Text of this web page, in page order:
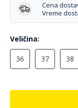
Cena
Vreme
Veličina
36 37 38